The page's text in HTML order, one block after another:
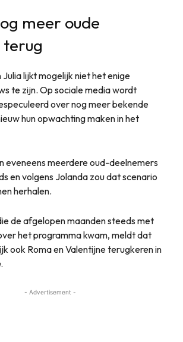
meer oude
terug
lijkt mogelijk niet het enige
te zijn. Op sociale media wordt
over nog meer bekende
hun opwachting maken in het
eveneens meerdere oud-deelnemers
en volgens Jolanda zou dat scenario
herhalen.
de afgelopen maanden steeds met
het programma kwam, meldt dat
ook Roma en Valentijne terugkeren in
.
- Advertisement -